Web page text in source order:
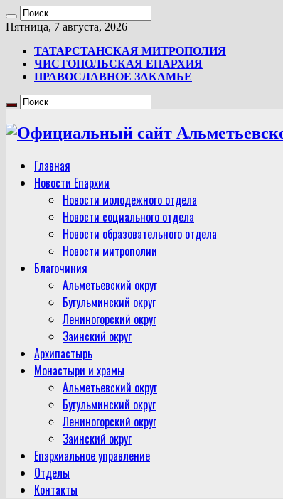
Пятница, 7 августа, 2026
ТАТАРСТАНСКАЯ МИТРОПОЛИЯ
ЧИСТОПОЛЬСКАЯ ЕПАРХИЯ
ПРАВОСЛАВНОЕ ЗАКАМЬЕ
Главная
Новости Епархии
Новости молодежного отдела
Новости социального отдела
Новости образовательного отдела
Новости митрополии
Благочиния
Альметьевский округ
Бугульминский округ
Лениногорский округ
Заинский округ
Архипастырь
Монастыри и храмы
Альметьевский округ
Бугульминский округ
Лениногорский округ
Заинский округ
Епархиальное управление
Отделы
Контакты